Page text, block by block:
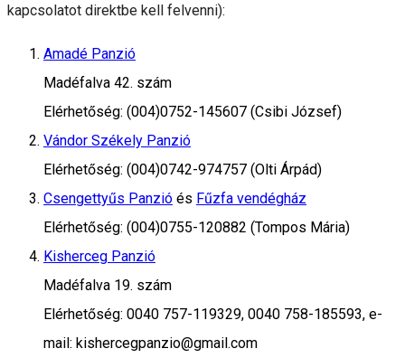
kapcsolatot direktbe kell felvenni):
Amadé Panzió
Madéfalva 42. szám
Elérhetőség: (004)0752-145607 (Csibi József)
Vándor Székely Panzió
Elérhetőség: (004)0742-974757 (Olti Árpád)
Csengettyűs Panzió és Fűzfa vendégház
Elérhetőség: (004)0755-120882 (Tompos Mária)
Kisherceg Panzió
Madéfalva 19. szám
Elérhetőség: 0040 757-119329, 0040 758-185593, e-
mail: kishercegpanzio@gmail.com